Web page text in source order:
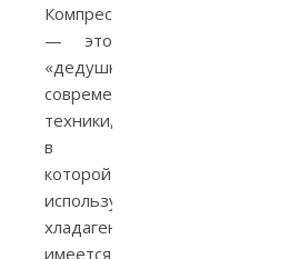
Компрессионные
— это
«дедушки»
современной
техники,
в
которой
используется
хладагент,
имеется